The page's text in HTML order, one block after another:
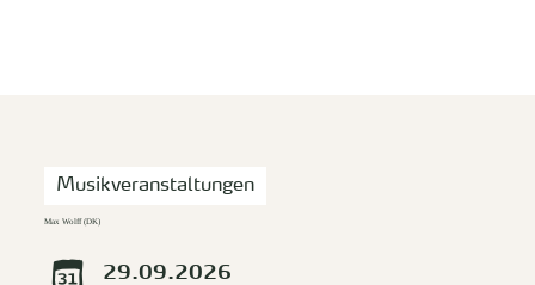
Musikveranstaltungen
Max Wolff (DK)
29.09.2026